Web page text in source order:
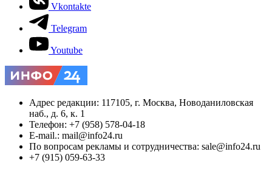
Vkontakte
Telegram
Youtube
Адрес редакции: 117105, г. Москва, Новоданиловская
наб., д. 6, к. 1
Телефон: +7 (958) 578-04-18
E-mail.: mail@info24.ru
По вопросам рекламы и сотрудничества: sale@info24.ru
+7 (915) 059-63-33